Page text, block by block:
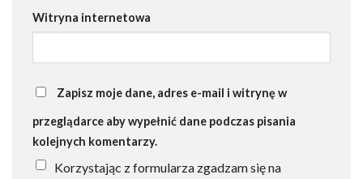
Witryna internetowa
Zapisz moje dane, adres e-mail i witrynę w
przeglądarce aby wypełnić dane podczas pisania
kolejnych komentarzy.
Korzystając z formularza zgadzam się na